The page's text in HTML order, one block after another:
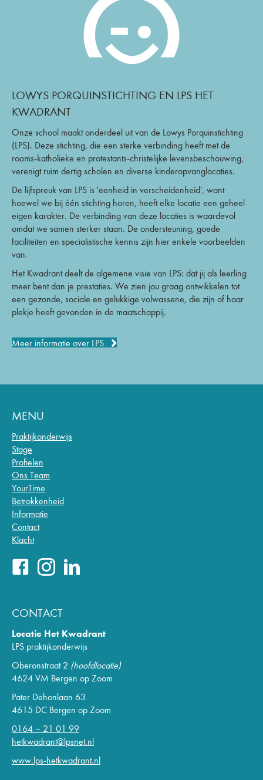
LOWYS PORQUINSTICHTING EN LPS HET
KWADRANT
Onze school maakt onderdeel uit van de Lowys Porquinstichting
(LPS). Deze stichting, die een sterke verbinding heeft met de
rooms-katholieke en protestants-christelijke levensbeschouwing,
verenigt ruim dertig scholen en diverse kinderopvanglocaties.
De lijfspreuk van LPS is 'eenheid in verscheidenheid', want
hoewel we bij één stichting horen, heeft elke locatie een geheel
eigen karakter. De verbinding van deze locaties is waardevol
omdat we samen sterker staan. De ondersteuning, goede
faciliteiten en specialistische kennis zijn hier enkele voorbeelden
van.
Het Kwadrant deelt de algemene visie van LPS: dat jij als leerling
meer bent dan je prestaties. We zien jou graag ontwikkelen tot
een gezonde, sociale en gelukkige volwassene, die zijn of haar
plekje heeft gevonden in de maatschappij.
Meer informatie over LPS
MENU
Praktijkonderwijs
Stage
Profielen
Ons Team
YourTime
Betrokkenheid
Informatie
Contact
Klacht
CONTACT
Locatie Het Kwadrant
LPS praktijkonderwijs
Oberonstraat 2 (hoofdlocatie)
4624 VM Bergen op Zoom
Pater Dehonlaan 63
4615 DC Bergen op Zoom
0164 – 21 01 99
hetkwadrant@lpsnet.nl
www.lps-hetkwadrant.nl